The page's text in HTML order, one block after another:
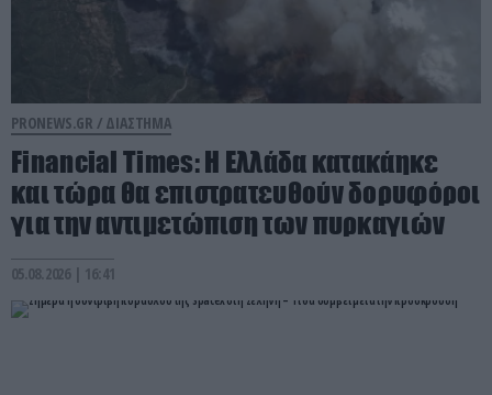
PRONEWS.GR / ΔΙΑΣΤΗΜΑ
Financial Times: Η Ελλάδα κατακάηκε
και τώρα θα επιστρατευθούν δορυφόροι
για την αντιμετώπιση των πυρκαγιών
05.08.2026 | 16:41